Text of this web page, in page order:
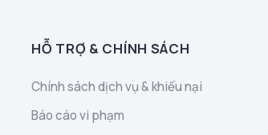
HỖ TRỢ & CHÍNH SÁCH
Chính sách dịch vụ & khiếu nại
Báo cáo vi phạm